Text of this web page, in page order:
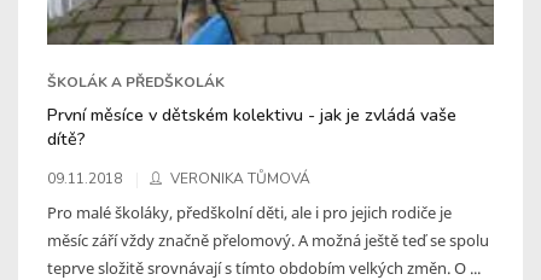
ŠKOLÁK A PŘEDŠKOLÁK
První měsíce v dětském kolektivu - jak je zvládá vaše
dítě?
09.11.2018 VERONIKA TŮMOVÁ
Pro malé školáky, předškolní děti, ale i pro jejich rodiče je
měsíc září vždy značně přelomový. A možná ještě teď se spolu
teprve složitě srovnávají s tímto obdobím velkých změn. O ...